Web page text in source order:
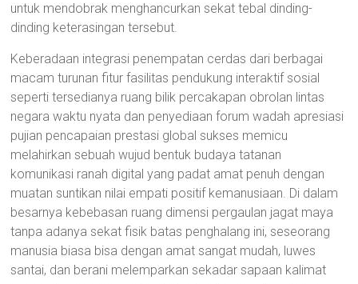
untuk mendobrak menghancurkan sekat tebal dinding-
dinding keterasingan tersebut.
Keberadaan integrasi penempatan cerdas dari berbagai
macam turunan fitur fasilitas pendukung interaktif sosial
seperti tersedianya ruang bilik percakapan obrolan lintas
negara waktu nyata dan penyediaan forum wadah apresiasi
pujian pencapaian prestasi global sukses memicu
melahirkan sebuah wujud bentuk budaya tatanan
komunikasi ranah digital yang padat amat penuh dengan
muatan suntikan nilai empati positif kemanusiaan. Di dalam
besarnya kebebasan ruang dimensi pergaulan jagat maya
tanpa adanya sekat fisik batas penghalang ini, seseorang
manusia biasa bisa dengan amat sangat mudah, luwes
santai, dan berani melemparkan sekadar sapaan kalimat